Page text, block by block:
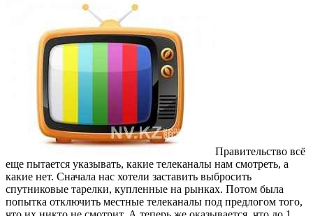
Правительство всё
еще пытается указывать, какие телеканалы нам смотреть, а
какие нет. Сначала нас хотели заставить выбросить
спутниковые тарелки, купленные на рынках. Потом была
попытка отключить местные телеканалы под предлогом того,